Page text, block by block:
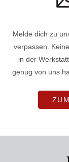
Melde dich zu
verpassen.
in der
genug von uns